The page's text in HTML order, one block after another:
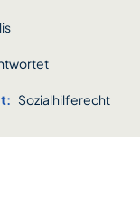
Sozialhilferecht